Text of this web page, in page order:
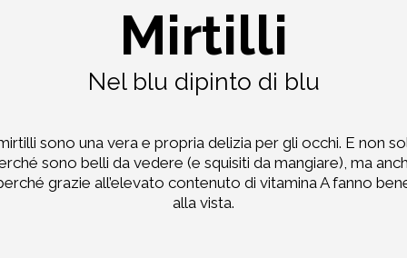
Mirtilli
Nel blu dipinto di blu
sono una vera e propria delizia per gli occhi. E non
sono belli da vedere (e squisiti da mangiare), ma
grazie all’elevato contenuto di vitamina A fanno
alla vista.